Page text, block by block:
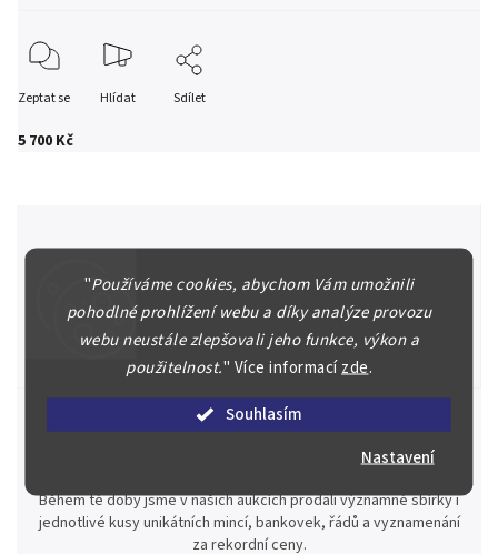
"Používáme cookies, abychom Vám umožnili
pohodlné prohlížení webu a díky analýze provozu
webu neustále zlepšovali jeho funkce, výkon a
použitelnost." Více informacízde.
Souhlasím
Nastavení
5 700 Kč
Zeptat se Hlídat Sdílet
Špičkové služby za nejlepší ceny
Náš kolektiv specialistů a znalců se Vám bude plně věnovat.
Posoudíme kvalitu a pravost Vašeho materiálu, prodáme v naší
aukci nebo Vám poradíme kam investovat.
Jsme zde pro Vás nepřetržitě již od roku 2000
Během té doby jsme v našich aukcích prodali významné sbírky i
jednotlivé kusy unikátních mincí, bankovek, řádů a vyznamenání
za rekordní ceny.